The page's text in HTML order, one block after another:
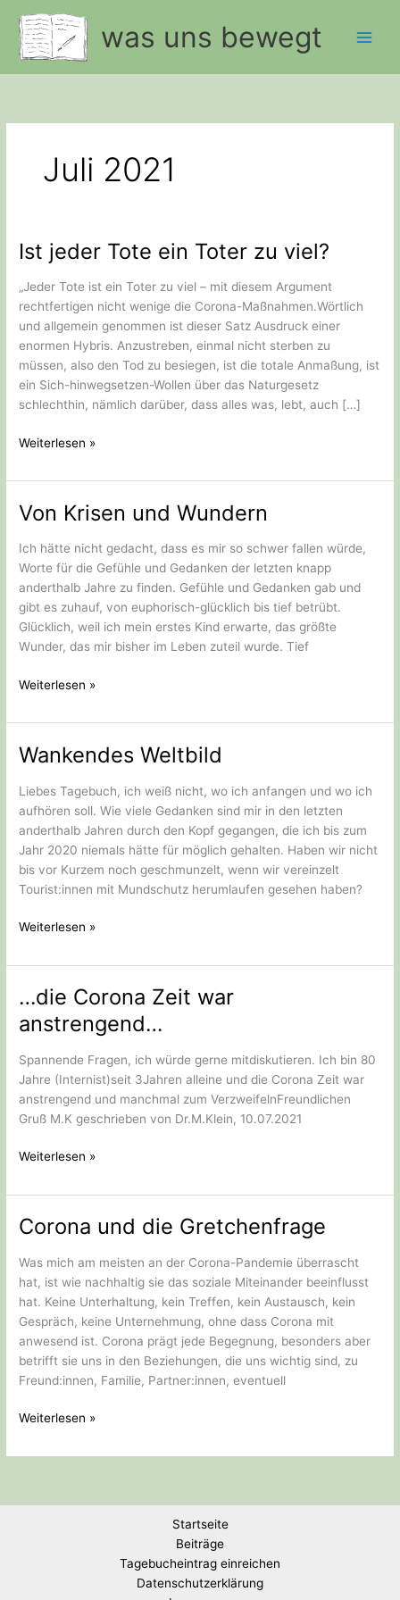
Inhalt
springen
was uns bewegt
Juli 2021
Ist jeder Tote ein Toter zu viel?
„Jeder Tote ist ein Toter zu viel – mit diesem Argument
rechtfertigen nicht wenige die Corona-Maßnahmen.Wörtlich
und allgemein genommen ist dieser Satz Ausdruck einer
enormen Hybris. Anzustreben, einmal nicht sterben zu
müssen, also den Tod zu besiegen, ist die totale Anmaßung, ist
ein Sich-hinwegsetzen-Wollen über das Naturgesetz
schlechthin, nämlich darüber, dass alles was, lebt, auch […]
Ist
Tote
Toter
Weiterlesen »
Von Krisen und Wundern
Ich hätte nicht gedacht, dass es mir so schwer fallen würde,
Worte für die Gefühle und Gedanken der letzten knapp
anderthalb Jahre zu finden. Gefühle und Gedanken gab und
gibt es zuhauf, von euphorisch-glücklich bis tief betrübt.
Glücklich, weil ich mein erstes Kind erwarte, das größte
Wunder, das mir bisher im Leben zuteil wurde. Tief
Von
und
Weiterlesen »
Wankendes Weltbild
Liebes Tagebuch, ich weiß nicht, wo ich anfangen und wo ich
aufhören soll. Wie viele Gedanken sind mir in den letzten
anderthalb Jahren durch den Kopf gegangen, die ich bis zum
Jahr 2020 niemals hätte für möglich gehalten. Haben wir nicht
bis vor Kurzem noch geschmunzelt, wenn wir vereinzelt
Tourist:innen mit Mundschutz herumlaufen gesehen haben?
Wankendes
Weiterlesen »
…die Corona Zeit war
anstrengend…
Spannende Fragen, ich würde gerne mitdiskutieren. Ich bin 80
Jahre (Internist)seit 3Jahren alleine und die Corona Zeit war
anstrengend und manchmal zum VerzweifelnFreundlichen
Gruß M.K geschrieben von Dr.M.Klein, 10.07.2021
…
Corona
Zeit
war
Weiterlesen »
Corona und die Gretchenfrage
Was mich am meisten an der Corona-Pandemie überrascht
hat, ist wie nachhaltig sie das soziale Miteinander beeinflusst
hat. Keine Unterhaltung, kein Treffen, kein Austausch, kein
Gespräch, keine Unternehmung, ohne dass Corona mit
anwesend ist. Corona prägt jede Begegnung, besonders aber
betrifft sie uns in den Beziehungen, die uns wichtig sind, zu
Freund:innen, Familie, Partner:innen, eventuell
Corona
die
Weiterlesen »
Startseite
Beiträge
Tagebucheintrag einreichen
Datenschutzerklärung